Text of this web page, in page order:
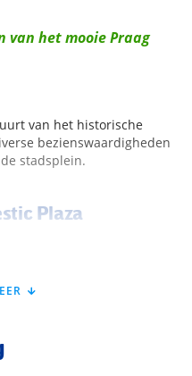
van het mooie Praag
van het historische
bezienswaardigheden
stadsplein.
Plaza
ruime lobby, gratis WiFi,
ongeveer 21 m2 en